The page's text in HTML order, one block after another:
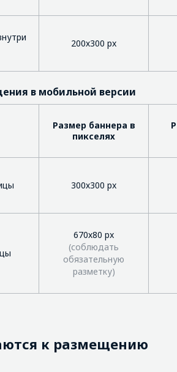
200х300 px
в мобильной версии
Размер баннера в
пикселях
300х300 px
670х80 px
(соблюдать
обязательную
разметку)
к размещению